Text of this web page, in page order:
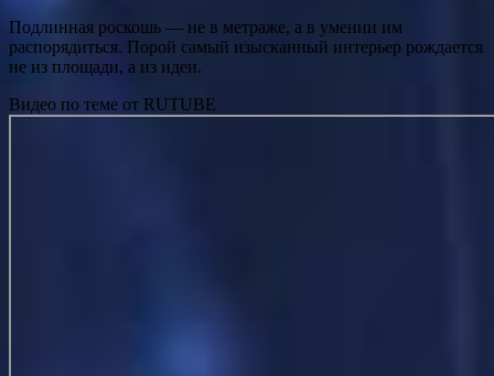
Подлинная роскошь — не в метраже, а в умении им
распорядиться. Порой самый изысканный интерьер рождается
не из площади, а из идеи.
Видео по теме от RUTUBE